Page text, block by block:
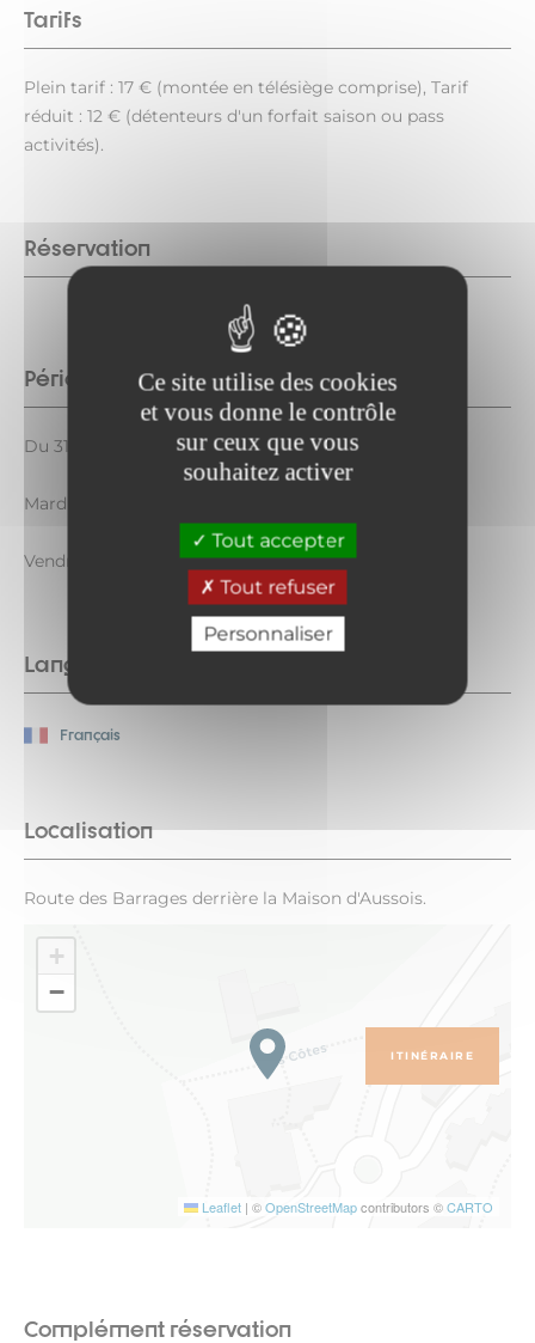
Ce site utilise des cookies
et vous donne le contrôle
sur ceux que vous
souhaitez activer
Tout accepter
Tout refuser
Personnaliser
Tarifs
Plein tarif : 17 € (montée en télésiège comprise), Tarif
réduit : 12 € (détenteurs d'un forfait saison ou pass
activités).
Réservation
Période d'ouverture
Du 31/07 au 14/08/2026 le vendredi de 9h30 à 11h30.
Mardi 18 août 2026 de 9h30 à 11h30.
Vendredi 28 août 2026 de 9h30 à 11h30.
Langues parlées
Français
Localisation
Route des Barrages derrière la Maison d'Aussois.
+
−
Leaflet | ©OpenStreetMapcontributors ©CARTO
ITINÉRAIRE
Complément réservation